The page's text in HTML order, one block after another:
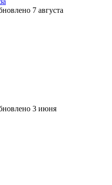
7 августа
3 июня